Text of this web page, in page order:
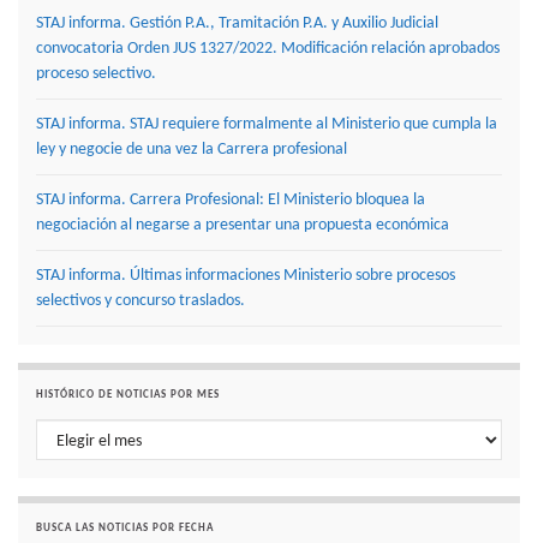
STAJ informa. Gestión P.A., Tramitación P.A. y Auxilio Judicial
convocatoria Orden JUS 1327/2022. Modificación relación aprobados
proceso selectivo.
STAJ informa. STAJ requiere formalmente al Ministerio que cumpla la
ley y negocie de una vez la Carrera profesional
STAJ informa. Carrera Profesional: El Ministerio bloquea la
negociación al negarse a presentar una propuesta económica
STAJ informa. Últimas informaciones Ministerio sobre procesos
selectivos y concurso traslados.
HISTÓRICO DE NOTICIAS POR MES
Histórico de noticias por mes
BUSCA LAS NOTICIAS POR FECHA